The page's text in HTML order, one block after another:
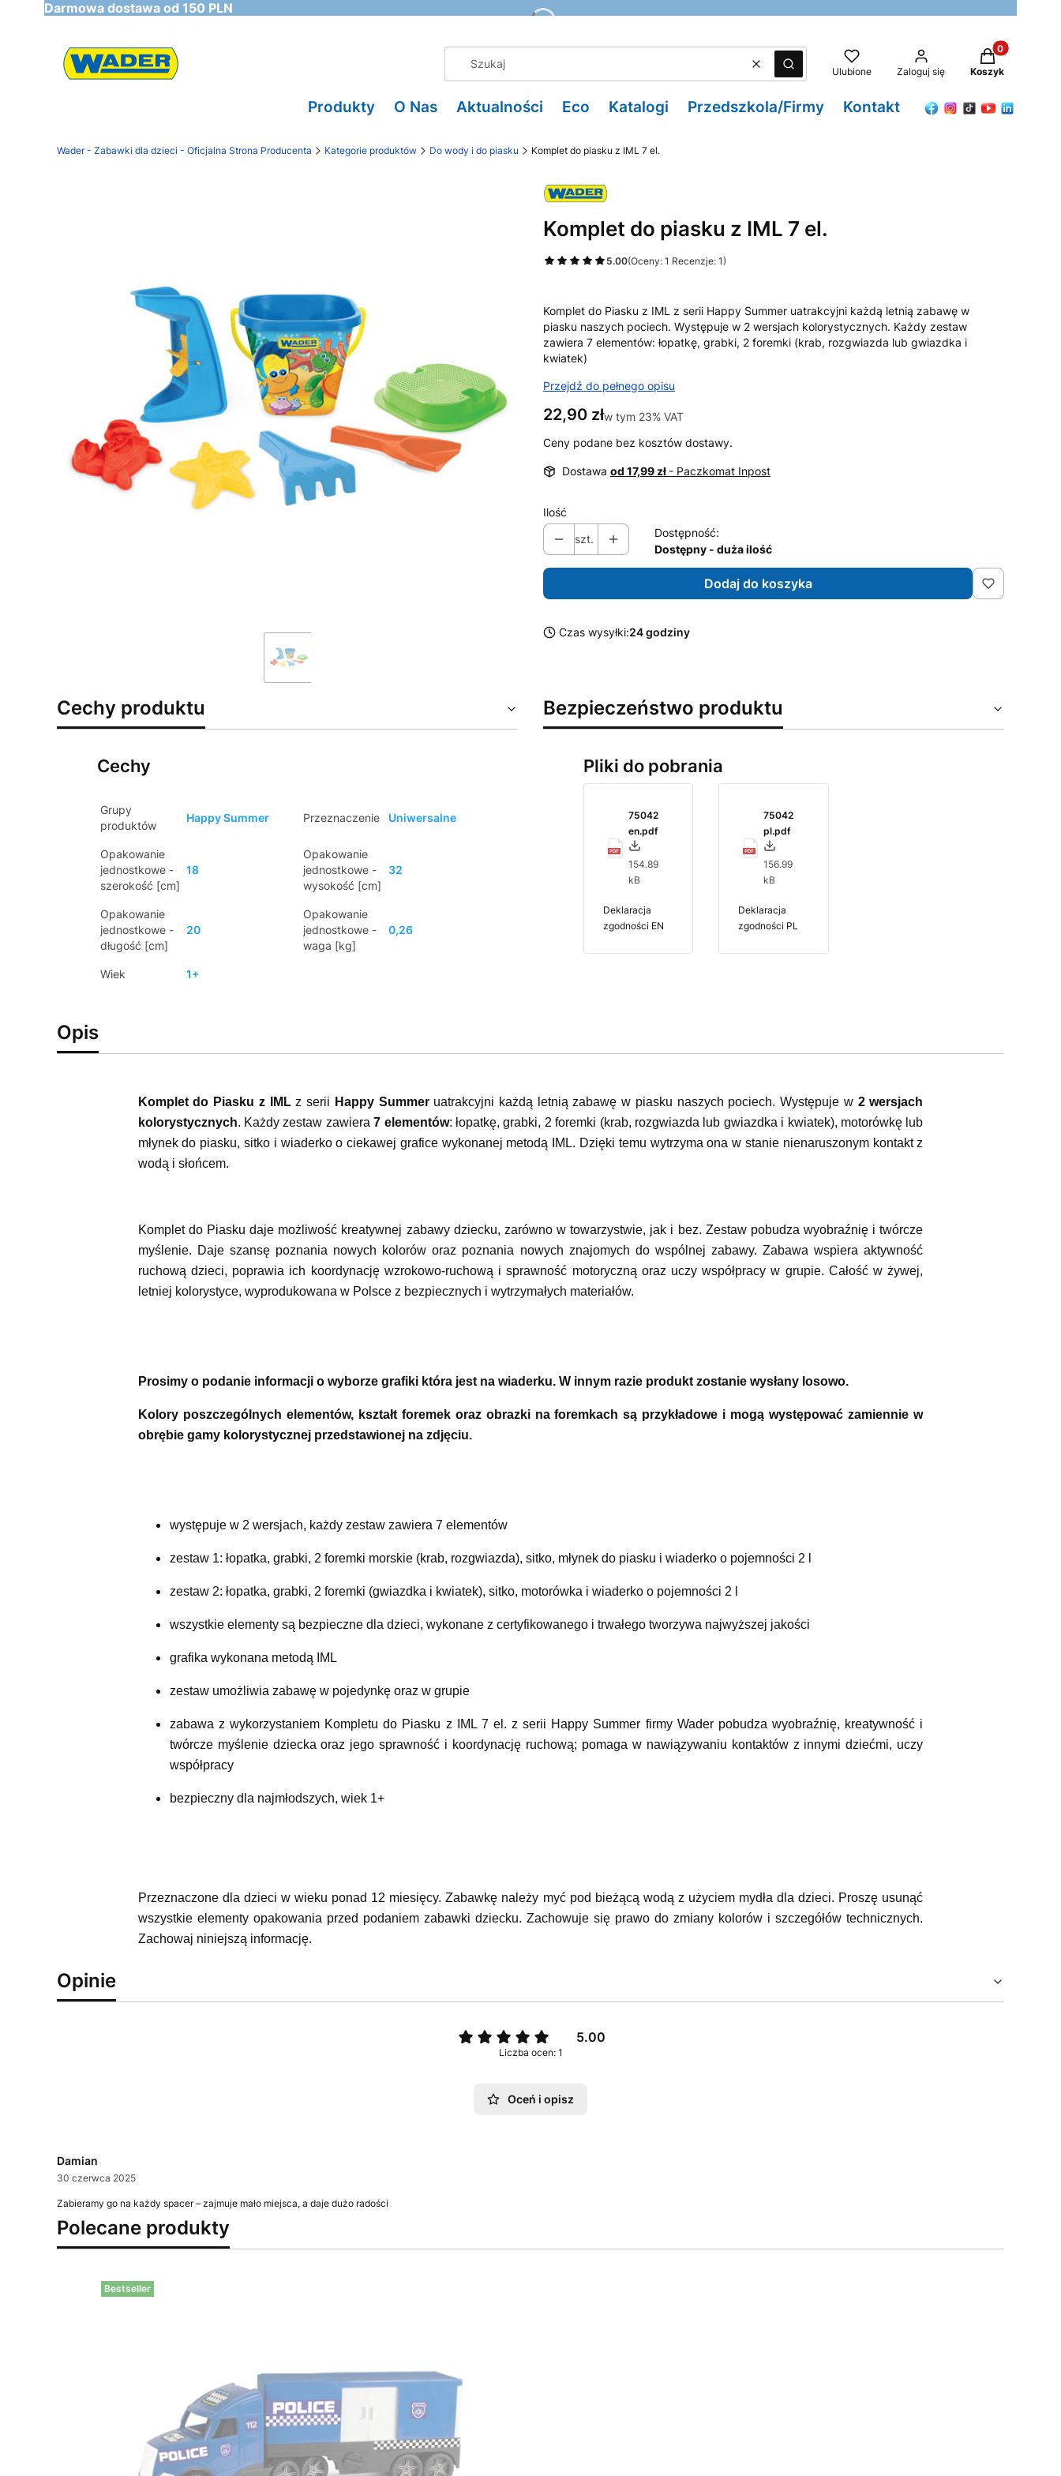
Darmowa dostawa od 150 PLN
WyczyśćSzukaj Ulubione Zaloguj się
Produkty w
Koszyk
Produkty O Nas Aktualności Eco Katalogi Przedszkola/Firmy Kontakt
Wader - Zabawki dla dzieci - Oficjalna Strona Producenta Kategorie produktów Do wody i do piasku Komplet do piasku z IML 7 el.
Komplet do piasku z IML 7 el.
5.00(Oceny: 1 Recenzje: 1)
Komplet do Piasku z IML z serii Happy Summer uatrakcyjni każdą letnią zabawę w
piasku naszych pociech. Występuje w 2 wersjach kolorystycznych. Każdy zestaw
zawiera 7 elementów: łopatkę, grabki, 2 foremki (krab, rozgwiazda lub gwiazdka i
kwiatek)
Przejdź do pełnego opisu
Cena
22,90 złw tym 23% VAT
w tym 23% VAT
Ceny podane bez kosztów dostawy.
Dostawa od 17,99 zł - Paczkomat Inpost
Ilość
szt.
Dostępność:
Dostępny - duża ilość
Dodaj do koszyka
Czas wysyłki:24 godziny
Cechy produktu
Cechy
Grupy
produktów
Happy Summer Przeznaczenie Uniwersalne
Opakowanie
jednostkowe -
szerokość [cm]
18
Opakowanie
jednostkowe -
wysokość [cm]
32
Opakowanie
jednostkowe -
długość [cm]
20
Opakowanie
jednostkowe -
waga [kg]
0,26
Wiek 1+
Bezpieczeństwo produktu
Pliki do pobrania
75042
en.pdf
154.89
kB
Deklaracja
zgodności EN
75042
pl.pdf
156.99
kB
Deklaracja
zgodności PL
Opis
Komplet do Piasku z IMLz serii Happy Summer uatrakcyjni każdą letnią zabawę w piasku naszych pociech. Występuje w 2 wersjach
kolorystycznych. Każdy zestaw zawiera7 elementów: łopatkę, grabki, 2 foremki (krab, rozgwiazda lub gwiazdka i kwiatek), motorówkę lub
młynek do piasku, sitko i wiaderko o ciekawej grafice wykonanej metodą IML. Dzięki temu wytrzyma ona w stanie nienaruszonym kontakt z
wodą i słońcem.
Komplet do Piasku daje możliwość kreatywnej zabawy dziecku, zarówno w towarzystwie, jak i bez. Zestaw pobudza wyobraźnię i twórcze
myślenie. Daje szansę poznania nowych kolorów oraz poznania nowych znajomych do wspólnej zabawy. Zabawa wspiera aktywność
ruchową dzieci, poprawia ich koordynację wzrokowo-ruchową i sprawność motoryczną oraz uczy współpracy w grupie. Całość w żywej,
letniej kolorystyce, wyprodukowana w Polsce z bezpiecznych i wytrzymałych materiałów.
Prosimy o podanie informacji o wyborze grafiki która jest na wiaderku. W innym razie produkt zostanie wysłany losowo.
Kolory poszczególnych elementów, kształt foremek oraz obrazki na foremkach są przykładowe i mogą występować zamiennie w
obrębie gamy kolorystycznej przedstawionej na zdjęciu.
występuje w 2 wersjach, każdy zestaw zawiera 7 elementów
zestaw 1: łopatka, grabki, 2 foremki morskie (krab, rozgwiazda), sitko, młynek do piasku i wiaderko o pojemności 2 l
zestaw 2: łopatka, grabki, 2 foremki (gwiazdka i kwiatek), sitko, motorówka i wiaderko o pojemności 2 l
wszystkie elementy są bezpieczne dla dzieci, wykonane z certyfikowanego i trwałego tworzywa najwyższej jakości
grafika wykonana metodą IML
zestaw umożliwia zabawę w pojedynkę oraz w grupie
zabawa z wykorzystaniem Kompletu do Piasku z IML 7 el. z serii Happy Summer firmy Wader pobudza wyobraźnię, kreatywność i
twórcze myślenie dziecka oraz jego sprawność i koordynację ruchową; pomaga w nawiązywaniu kontaktów z innymi dziećmi, uczy
współpracy
bezpieczny dla najmłodszych, wiek 1+
Przeznaczone dla dzieci w wieku ponad 12 miesięcy. Zabawkę należy myć pod bieżącą wodą z użyciem mydła dla dzieci. Proszę usunąć
wszystkie elementy opakowania przed podaniem zabawki dziecku. Zachowuje się prawo do zmiany kolorów i szczegółów technicznych.
Zachowaj niniejszą informację.
Opinie
5.00
Liczba ocen: 1
Oceń i opisz
Damian
30 czerwca 2025
Zabieramy go na każdy spacer – zajmuje mało miejsca, a daje dużo radości
Polecane produkty
Bestseller